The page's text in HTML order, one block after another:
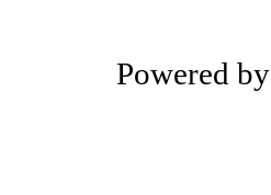
Powered by